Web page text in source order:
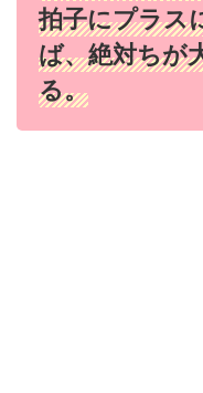
拍子にプラス
ば、絶対ちが
る。